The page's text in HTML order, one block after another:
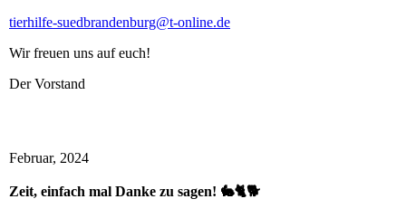
tierhilfe-suedbrandenburg@t-online.de
Wir freuen uns auf euch!
Der Vorstand
Februar, 2024
Zeit, einfach mal Danke zu sagen! 🐇🐈🐕